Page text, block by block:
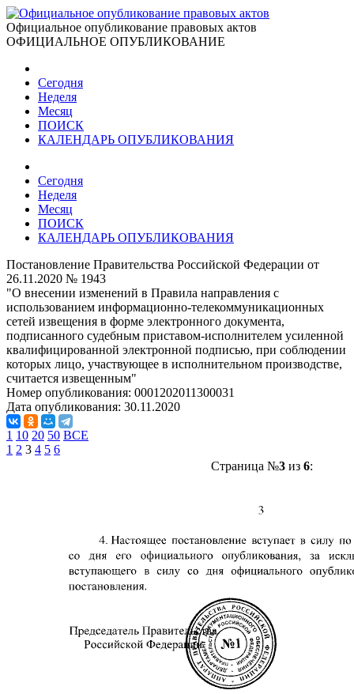
Официальное опубликование правовых актов
ОФИЦИАЛЬНОЕ ОПУБЛИКОВАНИЕ
Сегодня
Неделя
Месяц
ПОИСК
КАЛЕНДАРЬ ОПУБЛИКОВАНИЯ
Сегодня
Неделя
Месяц
ПОИСК
КАЛЕНДАРЬ ОПУБЛИКОВАНИЯ
Постановление Правительства Российской Федерации от
26.11.2020 № 1943
"О внесении изменений в Правила направления с
использованием информационно-телекоммуникационных
сетей извещения в форме электронного документа,
подписанного судебным приставом-исполнителем усиленной
квалифицированной электронной подписью, при соблюдении
которых лицо, участвующее в исполнительном производстве,
считается извещенным"
Номер опубликования: 0001202011300031
Дата опубликования: 30.11.2020
1 10 20 50 ВСЕ
1 2 3 4 5 6
Страница №3из 6: